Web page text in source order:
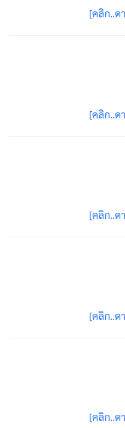
[คลิก..
[คลิก..
[คลิก..
[คลิก..
[คลิก..